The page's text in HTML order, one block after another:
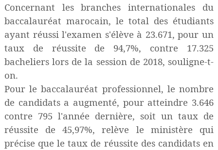
Concernant les branches internationales du
baccalauréat marocain, le total des étudiants
ayant réussi l'examen s'élève à 23.671, pour un
taux de réussite de 94,7%, contre 17.325
bacheliers lors de la session de 2018, souligne-t-
on.
Pour le baccalauréat professionnel, le nombre
de candidats a augmenté, pour atteindre 3.646
contre 795 l'année dernière, soit un taux de
réussite de 45,97%, relève le ministère qui
précise que le taux de réussite des candidats en